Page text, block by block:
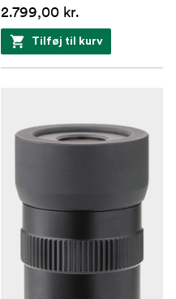
2.799,00 kr.
Tilføj til kurv